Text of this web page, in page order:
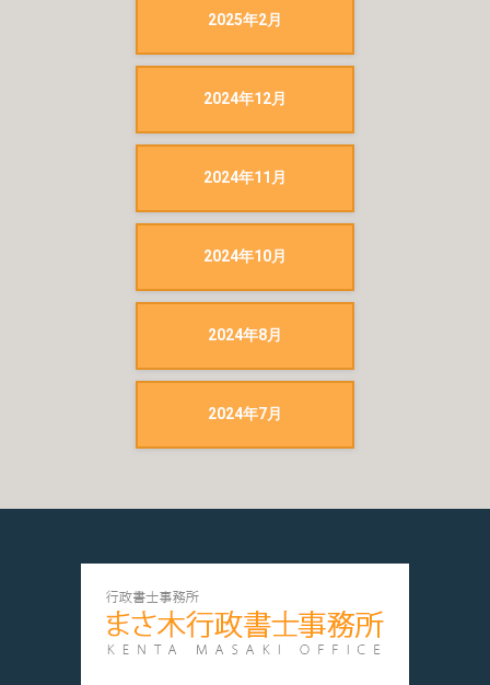
2025年2月
2024年12月
2024年11月
2024年10月
2024年8月
2024年7月